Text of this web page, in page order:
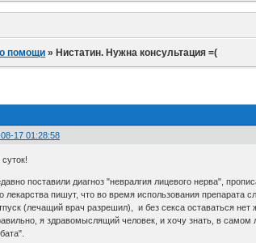
помощи » Нистатин. Нужна консультация =(
17 01:28:58
поставили диагноз "невралгия лицевого нерва",
лекарства пишут, что во время использования препарата
(лечащий врач разрешил), и без секса оставаться
я здравомыслящий человек, и хочу знать, в самом